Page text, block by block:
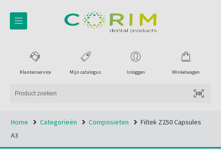
Winkelwagen
Inloggen
Mijn catalogus
Klantenservice
Home Categorieën Composieten
Filtek Z250 Capsules
A3